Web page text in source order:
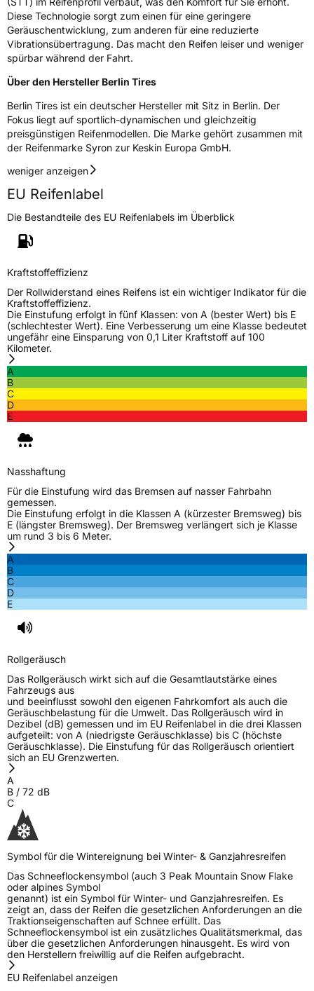
EPREL ID1078074
Allgemeine Produktsicherheit (GPSR)
Strasse 182 13509 Berlin Deutschland,
Diese Technologie sorgt zum einen für eine geringere
Geräuschentwicklung, zum anderen für eine reduzierte
Vibrationsübertragung. Das macht den Reifen leiser und weniger
spürbar während der Fahrt.
Über den Hersteller Berlin Tires
Berlin Tires ist ein deutscher Hersteller mit Sitz in Berlin. Der
Fokus liegt auf sportlich-dynamischen und gleichzeitig
preisgünstigen Reifenmodellen. Die Marke gehört zusammen mit
der Reifenmarke Syron zur Keskin Europa GmbH.
weniger anzeigen
EU Reifenlabel
Die Bestandteile des EU Reifenlabels im Überblick
Kraftstoffeffizienz
Der Rollwiderstand eines Reifens ist ein wichtiger Indikator für die
Kraftstoffeffizienz.
Die Einstufung erfolgt in fünf Klassen: von A (bester Wert) bis E
(schlechtester Wert). Eine Verbesserung um eine Klasse bedeutet
ungefähr eine Einsparung von 0,1 Liter Kraftstoff auf 100
Kilometer.
A
B
C
D
E
Nasshaftung
Für die Einstufung wird das Bremsen auf nasser Fahrbahn
gemessen.
Die Einstufung erfolgt in die Klassen A (kürzester Bremsweg) bis
E (längster Bremsweg). Der Bremsweg verlängert sich je Klasse
um rund 3 bis 6 Meter.
A
B
C
D
E
Rollgeräusch
Das Rollgeräusch wirkt sich auf die Gesamtlautstärke eines
Fahrzeugs aus
und beeinflusst sowohl den eigenen Fahrkomfort als auch die
Geräuschbelastung für die Umwelt. Das Rollgeräusch wird in
Dezibel (dB) gemessen und im EU Reifenlabel in die drei Klassen
aufgeteilt: von A (niedrigste Geräuschklasse) bis C (höchste
Geräuschklasse). Die Einstufung für das Rollgeräusch orientiert
sich an EU Grenzwerten.
A
B / 72 dB
C
Symbol für die Wintereignung bei Winter- & Ganzjahresreifen
Das Schneeflockensymbol (auch 3 Peak Mountain Snow Flake
oder alpines Symbol
genannt) ist ein Symbol für Winter- und Ganzjahresreifen. Es
zeigt an, dass der Reifen die gesetzlichen Anforderungen an die
Traktionseigenschaften auf Schnee erfüllt. Das
Schneeflockensymbol ist ein zusätzliches Qualitätsmerkmal, das
über die gesetzlichen Anforderungen hinausgeht. Es wird von
den Herstellern freiwillig auf die Reifen aufgebracht.
EU Reifenlabel anzeigen